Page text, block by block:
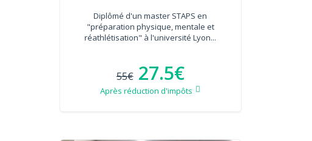
Diplômé d'un master STAPS en
"préparation physique, mentale et
réathlétisation" à l'université Lyon...
55€ 27.5€
Après réduction d'impôts